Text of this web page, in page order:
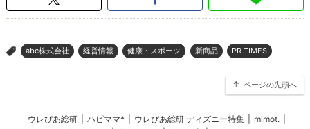
> abc株式会社 経営情報 健康・スポーツ 新商品 PR TIMES
ページの先頭へ
ウレぴあ総研 ハピママ* ウレぴあ総研 ディズニー特集 mimot.